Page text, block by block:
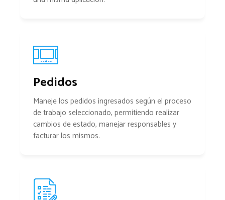
Pedidos
Maneje los pedidos ingresados según el proceso
de trabajo seleccionado, permitiendo realizar
cambios de estado, manejar responsables y
facturar los mismos.